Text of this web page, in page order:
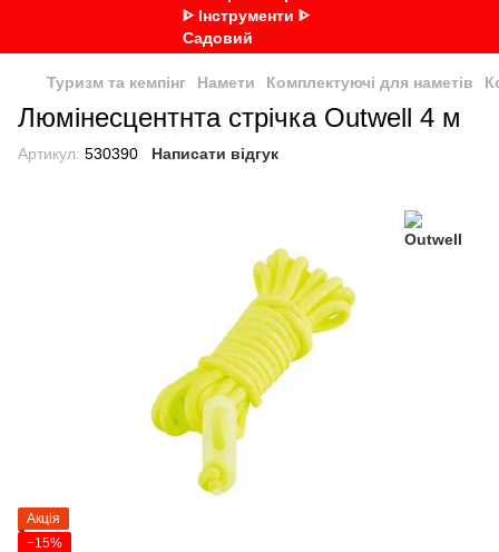
Туризм та кемпінг Намети Комплектуючі для наметів
Люмінесцентнта стрічка Outwell 4 м
Артикул: 530390 Написати відгук
Акція
−15%